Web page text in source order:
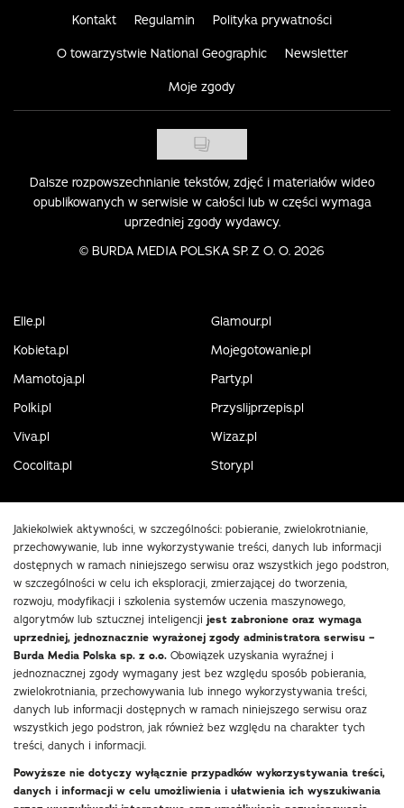
Kontakt Regulamin Polityka prywatności
O towarzystwie National Geographic Newsletter
Moje zgody
Dalsze rozpowszechnianie tekstów, zdjęć i materiałów wideo
opublikowanych w serwisie w całości lub w części wymaga
uprzedniej zgody wydawcy.
© BURDA MEDIA POLSKA SP. Z O. O. 2026
Elle.pl
Glamour.pl
Kobieta.pl
Mojegotowanie.pl
Mamotoja.pl
Party.pl
Polki.pl
Przyslijprzepis.pl
Viva.pl
Wizaz.pl
Cocolita.pl
Story.pl
Jakiekolwiek aktywności, w szczególności: pobieranie, zwielokrotnianie,
przechowywanie, lub inne wykorzystywanie treści, danych lub informacji
dostępnych w ramach niniejszego serwisu oraz wszystkich jego podstron,
w szczególności w celu ich eksploracji, zmierzającej do tworzenia,
rozwoju, modyfikacji i szkolenia systemów uczenia maszynowego,
algorytmów lub sztucznej inteligencji jest zabronione oraz wymaga
uprzedniej, jednoznacznie wyrażonej zgody administratora serwisu –
Burda Media Polska sp. z o.o. Obowiązek uzyskania wyraźnej i
jednoznacznej zgody wymagany jest bez względu sposób pobierania,
zwielokrotniania, przechowywania lub innego wykorzystywania treści,
danych lub informacji dostępnych w ramach niniejszego serwisu oraz
wszystkich jego podstron, jak również bez względu na charakter tych
treści, danych i informacji.
Powyższe nie dotyczy wyłącznie przypadków wykorzystywania treści,
danych i informacji w celu umożliwienia i ułatwienia ich wyszukiwania